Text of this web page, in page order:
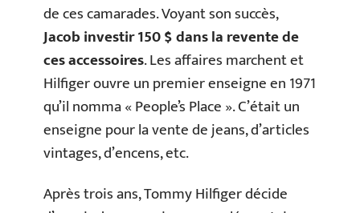
de ces camarades. Voyant son succès,
Jacob investir 150 $ dans la revente de
ces accessoires. Les affaires marchent et
Hilfiger ouvre un premier enseigne en 1971
qu’il nomma « People’s Place ». C’était un
enseigne pour la vente de jeans, d’articles
vintages, d’encens, etc.
Après trois ans, Tommy Hilfiger décide